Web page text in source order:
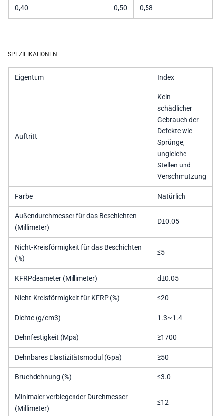
0,40 0,50 0,58
SPEZIFIKATIONEN
Eigentum Index
Auftritt
Kein
schädlicher
Gebrauch der
Defekte wie
Sprünge,
ungleiche
Stellen und
Verschmutzung
Farbe Natürlich
Außendurchmesser für das Beschichten
(Millimeter)
D±0.05
Nicht-Kreisförmigkeit für das Beschichten
(%)
≤5
KFRPdeameter (Millimeter) d±0.05
Nicht-Kreisförmigkeit für KFRP (%) ≤20
Dichte (g/cm3) 1.3~1.4
Dehnfestigkeit (Mpa) ≥1700
Dehnbares Elastizitätsmodul (Gpa) ≥50
Bruchdehnung (%) ≤3.0
Minimaler verbiegender Durchmesser
(Millimeter)
≤12